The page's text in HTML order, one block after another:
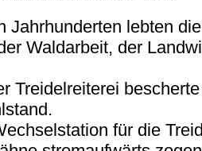
Jahrhunderten lebten
Waldarbeit, der
Treidelreiterei
für die